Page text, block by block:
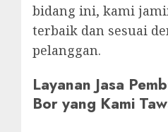
bidang ini, kami
terbaik dan sesuai
pelanggan.
Layanan Jasa
Bor yang Kami